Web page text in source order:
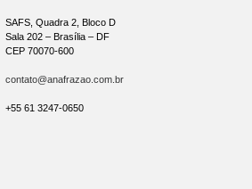
SAFS, Quadra 2, Bloco D
Sala 202 – Brasília – DF
CEP 70070-600
contato@anafrazao.com.br
+55 61 3247-0650